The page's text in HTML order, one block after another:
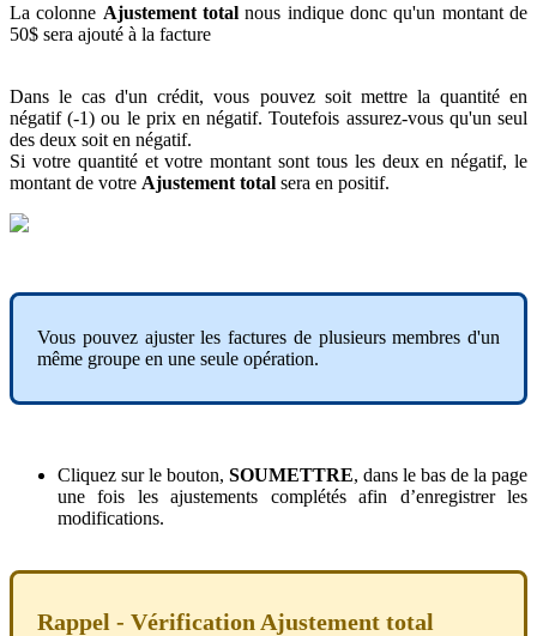
La colonne Ajustement total nous indique donc qu'un montant de
50$ sera ajouté à la facture
Dans le cas d'un crédit, vous pouvez soit mettre la quantité en
négatif (-1) ou le prix en négatif. Toutefois assurez-vous qu'un seul
des deux soit en négatif.
Si votre quantité et votre montant sont tous les deux en négatif, le
montant de votre Ajustement total sera en positif.
Vous pouvez ajuster les factures de plusieurs membres d'un
même groupe en une seule opération.
Cliquez sur le bouton, SOUMETTRE, dans le bas de la page
une
fois les ajustements complétés afin d’enregistrer
les
modifications.
Rappel - Vérification Ajustement total